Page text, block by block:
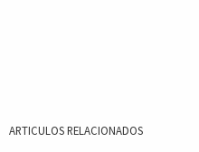
ARTICULOS RELACIONADOS